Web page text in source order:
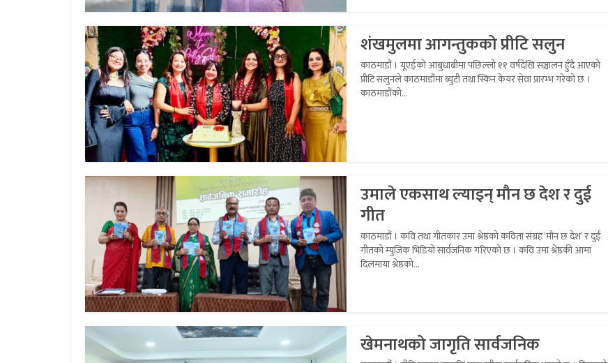
शंखमुलमा आगन्तुकको प्रीटि सलुन
काठमाडौं । यूएईको आबुधाबीमा पछिल्लो ११ वर्षदेखि सञ्चालन हुँदै आएको
प्रीटि सलुनले काठमाडौंमा ब्युटी तथा स्किन केयर सेवा प्रारम्भ गरेको छ ।
काठमाडौंको...
उमाले एकसाथ ल्याइन् मौन छ देश र दुई
गीत
काठमाडौं । कवि तथा गीतकार उमा श्रेष्ठको कविता संग्रह ‘मौन छ देश’ र दुई
गीतको म्युजिक भिडियो सार्वजनिक गरिएको छ । कवि उमा श्रेष्ठकी आमा
दिलमाया श्रेष्ठको...
खेमनाथको जागृति सार्वजनिक